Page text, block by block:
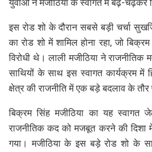
युवाओं ने मजीठिया के स्वागत में बढ़-चढ़कर
इस रोड शो के दौरान सबसे बड़ी चर्चा
का रोड शो में शामिल होना रहा, जो
विरोधी थे। लाली मजीठिया ने
साथियों के साथ इस स्वागत कार्यक्रम में
क्षेत्र की राजनीति में एक बड़े बदलाव के तौर
बिक्रम सिंह मजीठिया का यह
राजनीतिक कद को मजबूत करने की
गया। मजीठिया के इस बड़े रोड शो के